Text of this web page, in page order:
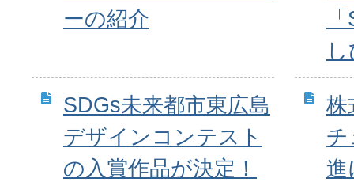
ーの紹介
SDGs未来都市東広島
デザインコンテスト
の入賞作品が決定！
株
チ
進